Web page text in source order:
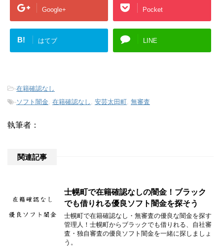
Google+ Pocket
B! はてブ LINE
-在籍確認なし
-ソフト闇金, 在籍確認なし , 安芸太田町, 無審査
執筆者：
関連記事
士幌町で在籍確認なしの闇金！ブラック
でも借りれる優良ソフト闇金を探そう
士幌町で在籍確認なし・無審査の優良な闇金を探す
管理人！士幌町からブラックでも借りれる、自社審
査・独自審査の優良ソフト闇金を一緒に探しましょ
う。